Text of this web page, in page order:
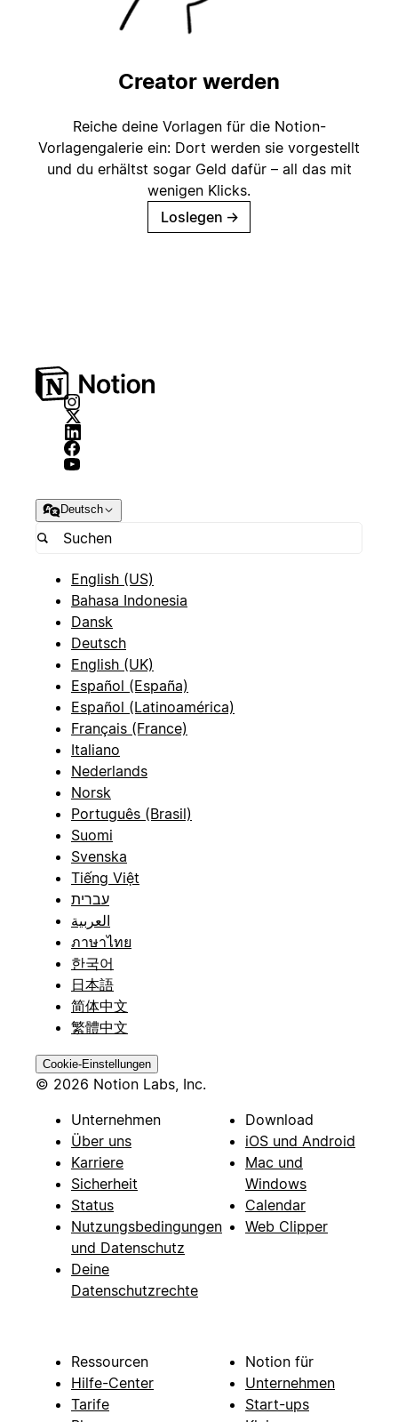
Creator werden
Reiche deine Vorlagen für die Notion-
Vorlagengalerie ein: Dort werden sie vorgestellt
und du erhältst sogar Geld dafür – all das mit
wenigen Klicks.
Loslegen →
Deutsch
English (US)
Bahasa Indonesia
Dansk
Deutsch
English (UK)
Español (España)
Español (Latinoamérica)
Français (France)
Italiano
Nederlands
Norsk
Português (Brasil)
Suomi
Svenska
Tiếng Việt
עברית
العربية
ภาษาไทย
한국어
日本語
简体中文
繁體中文
Cookie-Einstellungen
© 2026 Notion Labs, Inc.
Unternehmen
Über uns
Karriere
Sicherheit
Status
Nutzungsbedingungen
und Datenschutz
Deine
Datenschutzrechte
Download
iOS und Android
Mac und
Windows
Calendar
Web Clipper
Ressourcen
Hilfe-Center
Tarife
Notion für
Unternehmen
Start-ups